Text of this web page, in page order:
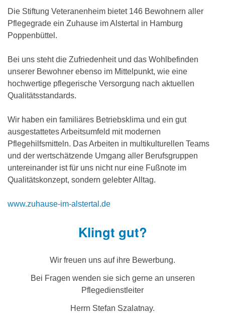
Die Stiftung Veteranenheim bietet 146 Bewohnern aller
Pflegegrade ein Zuhause im Alstertal in Hamburg
Poppenbüttel.
Bei uns steht die Zufriedenheit und das Wohlbefinden
unserer Bewohner ebenso im Mittelpunkt, wie eine
hochwertige pflegerische Versorgung nach aktuellen
Qualitätsstandards.
Wir haben ein familiäres Betriebsklima und ein gut
ausgestattetes Arbeitsumfeld mit modernen
Pflegehilfsmitteln. Das Arbeiten in multikulturellen Teams
und der wertschätzende Umgang aller Berufsgruppen
untereinander ist für uns nicht nur eine Fußnote im
Qualitätskonzept, sondern gelebter Alltag.
www.zuhause-im-alstertal.de
Klingt gut?
Wir freuen uns auf ihre Bewerbung.
Bei Fragen wenden sie sich gerne an unseren
Pflegedienstleiter
Herrn Stefan Szalatnay.